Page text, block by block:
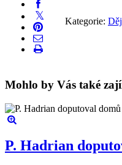
Kategorie:
Mohlo by Vás také
P. Hadrian